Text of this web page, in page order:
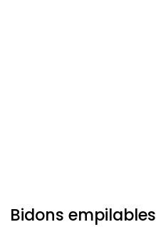
Bidons empilables